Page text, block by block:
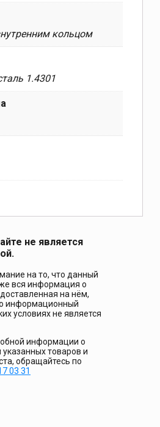
кольцом
1.4301
не является
на то, что данный
вся информация о
на нём,
информационный
условиях не является
информации о
товаров и
обращайтесь по
03 31